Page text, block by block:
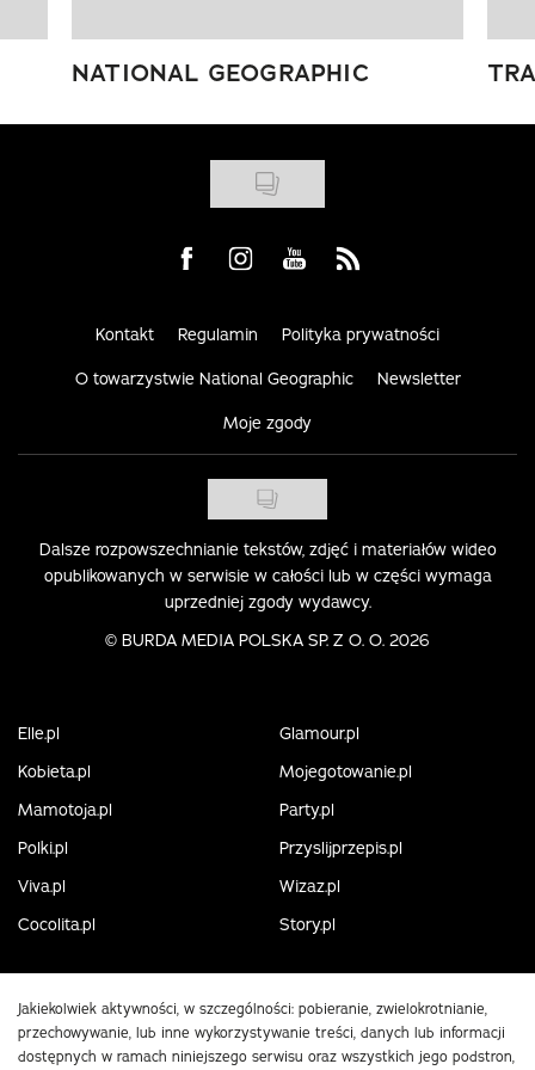
NATIONAL GEOGRAPHIC
Visit us on Facebook
Visit us on Instagram
Visit us on Youtube
Visit us on Rss
Kontakt Regulamin Polityka prywatności
O towarzystwie National Geographic Newsletter
Moje zgody
Dalsze rozpowszechnianie tekstów, zdjęć i materiałów wideo
opublikowanych w serwisie w całości lub w części wymaga
uprzedniej zgody wydawcy.
© BURDA MEDIA POLSKA SP. Z O. O. 2026
Elle.pl
Glamour.pl
Kobieta.pl
Mojegotowanie.pl
Mamotoja.pl
Party.pl
Polki.pl
Przyslijprzepis.pl
Viva.pl
Wizaz.pl
Cocolita.pl
Story.pl
Jakiekolwiek aktywności, w szczególności: pobieranie, zwielokrotnianie,
przechowywanie, lub inne wykorzystywanie treści, danych lub informacji
dostępnych w ramach niniejszego serwisu oraz wszystkich jego podstron,